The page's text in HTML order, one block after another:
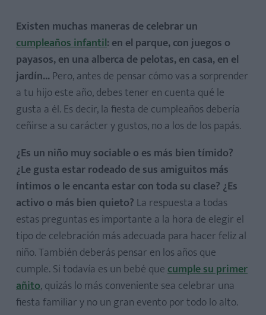
Existen muchas maneras de celebrar un
cumpleaños infantil: en el parque, con juegos o
payasos, en una alberca de pelotas, en casa, en el
jardín... Pero, antes de pensar cómo vas a sorprender
a tu hijo este año, debes tener en cuenta qué le
gusta a él. Es decir, la fiesta de cumpleaños debería
ceñirse a su carácter y gustos, no a los de los papás.
¿Es un niño muy sociable o es más bien tímido?
¿Le gusta estar rodeado de sus amiguitos más
íntimos o le encanta estar con toda su clase? ¿Es
activo o más bien quieto? La respuesta a todas
estas preguntas es importante a la hora de elegir el
tipo de celebración más adecuada para hacer feliz al
niño. También deberás pensar en los años que
cumple. Si todavía es un bebé quecumple su primer
añito, quizás lo más conveniente sea celebrar una
fiesta familiar y no un gran evento por todo lo alto.